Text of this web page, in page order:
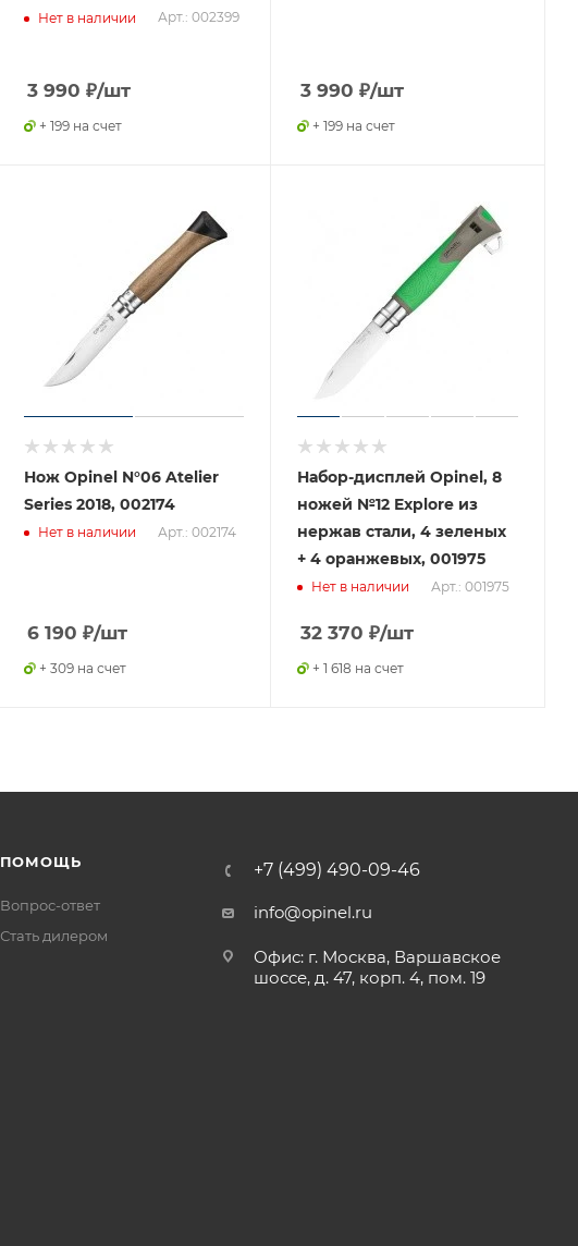
Нет в наличии Арт.: 002399
3 990 ₽/шт
+ 199 на счет
3 990 ₽/шт
+ 199 на счет
Нож Opinel N°06 Atelier
Series 2018, 002174
Нет в наличии Арт.: 002174
6 190 ₽/шт
+ 309 на счет
Набор-дисплей Opinel, 8
ножей №12 Explore из
нержав стали, 4 зеленых
+ 4 оранжевых, 001975
Нет в наличии Арт.: 001975
32 370 ₽/шт
+ 1 618 на счет
ПОМОЩЬ
Вопрос-ответ
Стать дилером
+7 (499) 490-09-46
info@opinel.ru
Офис: г. Москва, Варшавское
шоссе, д. 47, корп. 4, пом. 19